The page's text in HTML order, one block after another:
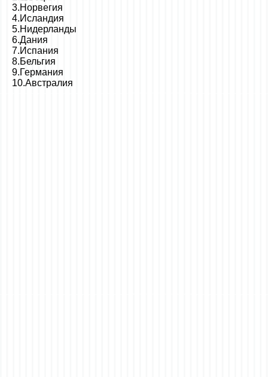
3.Норвегия
4.Исландия
5.Нидерланды
6.Дания
7.Испания
8.Бельгия
9.Германия
10.Австралия